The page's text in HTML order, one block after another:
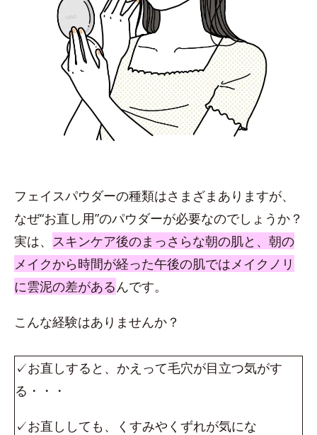
フェイスパウダーの種類はさまざまありますが、
なぜ“お直し用”のパウダーが必要なのでしょうか？
実は、 スキンケア後のまっさらな朝の肌と、朝の
メイクから時間が経った午後の肌ではメイクノリ
に雲泥の差があるんです。
こんな経験はありませんか？
✓お直しすると、かえって毛穴が目立つ気がす
る・・・
✓お直ししても、くすみやくずれが気にな